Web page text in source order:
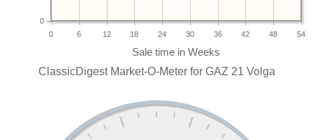
0 6 12 18 24 30 36 42 48 54
0
ClassicDigest Market-O-Meter for GAZ 21 Volga